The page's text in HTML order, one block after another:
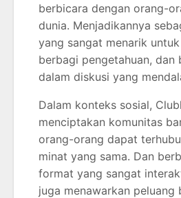
berbicara dengan orang-
dunia. Menjadikannya
yang sangat menarik
berbagi pengetahuan, dan
dalam diskusi yang
Dalam konteks sosial,
menciptakan komunitas
orang-orang dapat
minat yang sama. Dan
format yang sangat
juga menawarkan peluang